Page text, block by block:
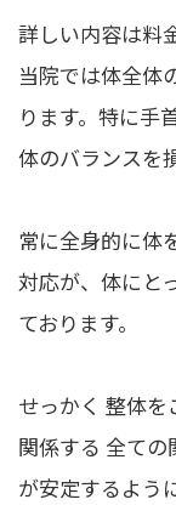
詳しい内容は料
当院では体全体
ります。特に手
体のバランスを
常に全身的に体
対応が、体にと
ております。
せっかく 整体
関係する 全て
が安定するよう